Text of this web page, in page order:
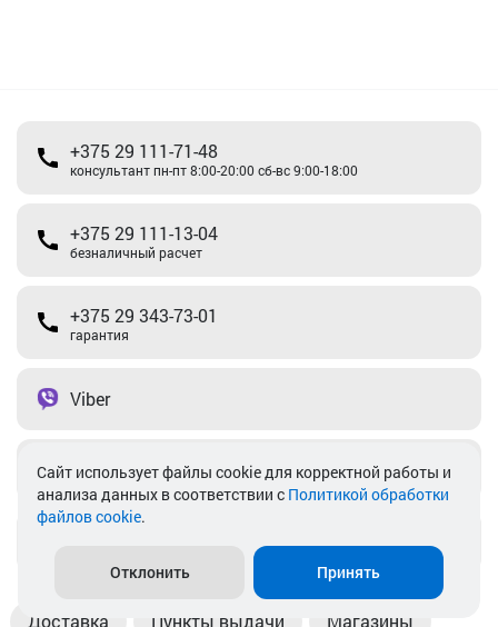
+375 29 111-71-48
консультант пн-пт 8:00-20:00 сб-вс 9:00-18:00
+375 29 111-13-04
безналичный расчет
+375 29 343-73-01
гарантия
Viber
Telegram
Доставка Пункты выдачи Магазины
Cайт использует файлы cookie для корректной работы и
анализа данных в соответствии с Политикой обработки
файлов cookie.
Отклонить Принять